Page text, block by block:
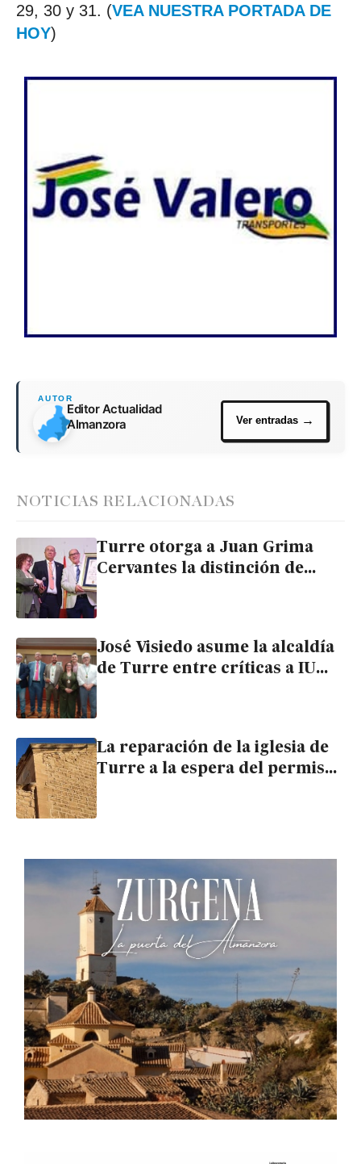
29, 30 y 31. (VEA NUESTRA PORTADA DE
HOY)
Editor Actualidad
Almanzora
NOTICIAS RELACIONADAS
Turre otorga a Juan Grima
Cervantes la distinción de
José Visiedo asume la alcaldía
de Turre entre críticas a IU
La reparación de la iglesia de
Turre a la espera del permiso